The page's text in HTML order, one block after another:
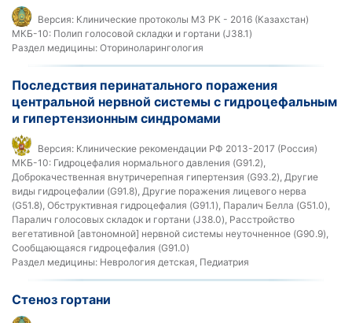
Версия: Клинические протоколы МЗ РК - 2016 (Казахстан)
МКБ-10: Полип голосовой складки и гортани (J38.1)
Раздел медицины: Оториноларингология
Последствия перинатального поражения
центральной нервной системы с гидроцефальным
и гипертензионным синдромами
Версия: Клинические рекомендации РФ 2013-2017 (Россия)
МКБ-10: Гидроцефалия нормального давления (G91.2),
Доброкачественная внутричерепная гипертензия (G93.2), Другие
виды гидроцефалии (G91.8), Другие поражения лицевого нерва
(G51.8), Обструктивная гидроцефалия (G91.1), Паралич Белла (G51.0),
Паралич голосовых складок и гортани (J38.0), Расстройство
вегетативной [автономной] нервной системы неуточненное (G90.9),
Сообщающаяся гидроцефалия (G91.0)
Раздел медицины: Неврология детская, Педиатрия
Стеноз гортани